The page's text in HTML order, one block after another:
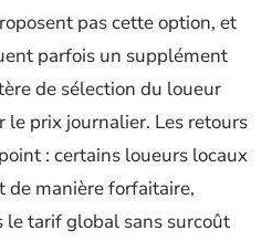
pas cette option, et
parfois un supplément
de sélection du loueur
le prix journalier. Les retours
: certains loueurs locaux
manière forfaitaire,
le tarif global sans surcoût